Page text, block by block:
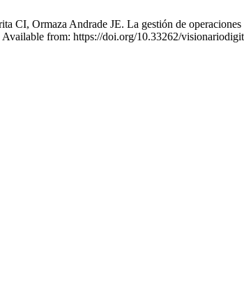
CI, Ormaza Andrade JE. La gestión de
from: https://doi.org/10.33262/